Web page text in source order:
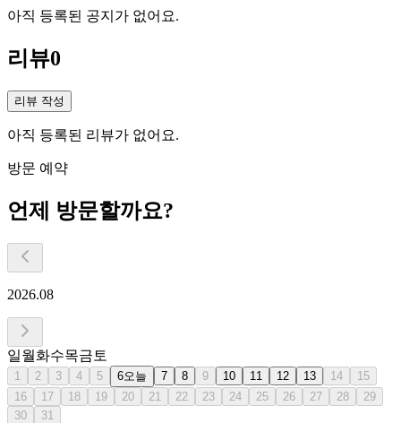
아직 등록된 공지가 없어요.
리뷰0
리뷰 작성
아직 등록된 리뷰가 없어요.
방문 예약
언제 방문할까요?
2026.08
일월화수목금 토
1 2 3 4 5 6오늘 7 8 9 10 11 12 13 14
15
16
17 18 19 20 21 22 23 24 25 26 27 28
29
30
31